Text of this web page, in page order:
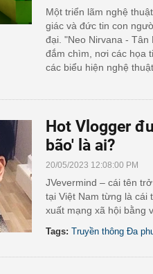
Một triển lãm nghệ
giác và đức tin con
đại. "Neo Nirvana -
đắm chìm, nơi các họa
các biểu hiện nghệ
Hot Vlogger
bão' là ai?
20/05/2023 12:08:00 PM
JVevermind – cái tên
tại Việt Nam từng là cái
xuất mạng xã hội bằng
Tags: Truyền thông Đa